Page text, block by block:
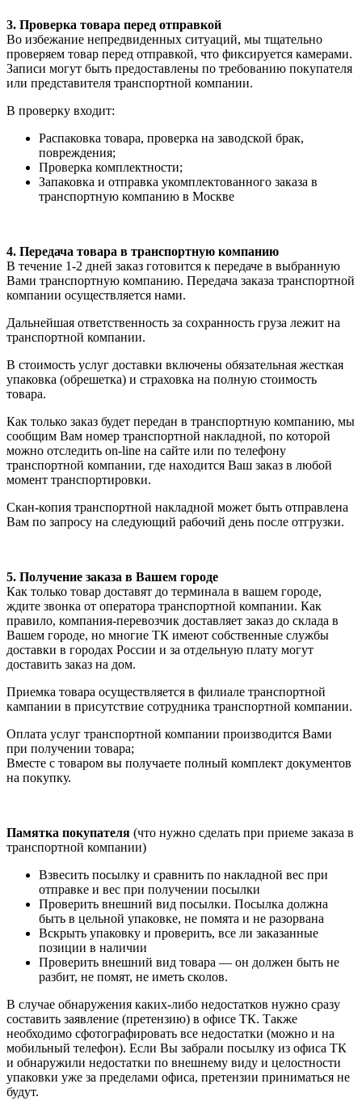
3. Проверка товара перед отправкой
Во избежание непредвиденных ситуаций, мы тщательно
проверяем товар перед отправкой, что фиксируется камерами.
Записи могут быть предоставлены по требованию покупателя
или представителя транспортной компании.
В проверку входит:
Распаковка товара, проверка на заводской брак,
повреждения;
Проверка комплектности;
Запаковка и отправка укомплектованного заказа в
транспортную компанию в Москве
4. Передача товара в транспортную компанию
В течение 1-2 дней заказ готовится к передаче в выбранную
Вами транспортную компанию. Передача заказа транспортной
компании осуществляется нами.
Дальнейшая ответственность за сохранность груза лежит на
транспортной компании.
В стоимость услуг доставки включены обязательная жесткая
упаковка (обрешетка) и страховка на полную стоимость
товара.
Как только заказ будет передан в транспортную компанию, мы
сообщим Вам номер транспортной накладной, по которой
можно отследить on-line на сайте или по телефону
транспортной компании, где находится Ваш заказ в любой
момент транспортировки.
Скан-копия транспортной накладной может быть отправлена
Вам по запросу на следующий рабочий день после отгрузки.
5. Получение заказа в Вашем городе
Как только товар доставят до терминала в вашем городе,
ждите звонка от оператора транспортной компании. Как
правило, компания-перевозчик доставляет заказ до склада в
Вашем городе, но многие ТК имеют собственные службы
доставки в городах России и за отдельную плату могут
доставить заказ на дом.
Приемка товара осуществляется в филиале транспортной
кампании в присутствие сотрудника транспортной компании.
Оплата услуг транспортной компании производится Вами
при получении товара;
Вместе с товаром вы получаете полный комплект документов
на покупку.
Памятка покупателя (что нужно сделать при приеме заказа в
транспортной компании)
Взвесить посылку и сравнить по накладной вес при
отправке и вес при получении посылки
Проверить внешний вид посылки. Посылка должна
быть в цельной упаковке, не помята и не разорвана
Вскрыть упаковку и проверить, все ли заказанные
позиции в наличии
Проверить внешний вид товара — он должен быть не
разбит, не помят, не иметь сколов.
В случае обнаружения каких-либо недостатков нужно сразу
составить заявление (претензию) в офисе ТК. Также
необходимо сфотографировать все недостатки (можно и на
мобильный телефон). Если Вы забрали посылку из офиса ТК
и обнаружили недостатки по внешнему виду и целостности
упаковки уже за пределами офиса, претензии приниматься не
будут.